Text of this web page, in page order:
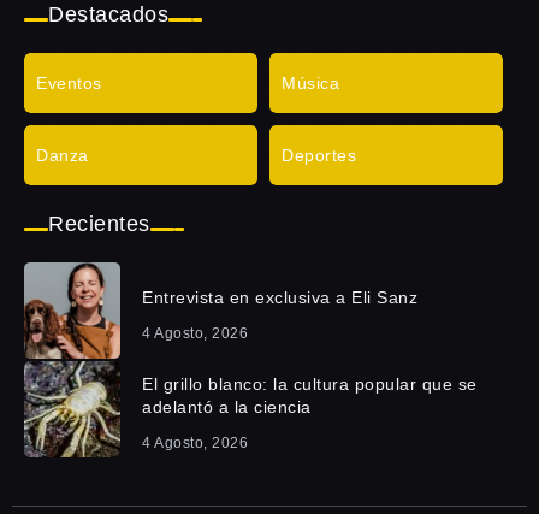
Destacados
Eventos Música
Danza Deportes
Recientes
Entrevista en exclusiva a Eli Sanz
4 Agosto, 2026
El grillo blanco: la cultura popular que se
adelantó a la ciencia
4 Agosto, 2026